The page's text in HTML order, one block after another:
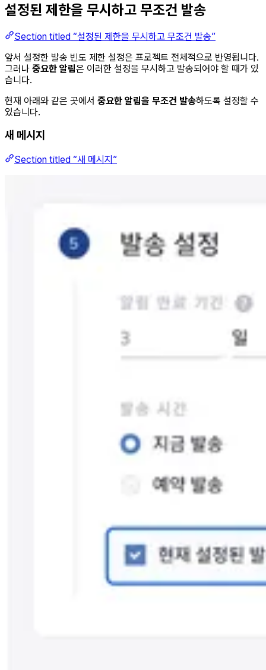
설정된 제한을 무시하고 무조건 발송
Section titled “설정된 제한을 무시하고 무조건 발송”
앞서 설정한 발송 빈도 제한 설정은 프로젝트 전체적으로 반영됩니다.
그러나 중요한 알림은 이러한 설정을 무시하고 발송되어야 할 때가 있
습니다.
현재 아래와 같은 곳에서 중요한 알림을 무조건 발송하도록 설정할 수
있습니다.
새 메시지
Section titled “새 메시지”